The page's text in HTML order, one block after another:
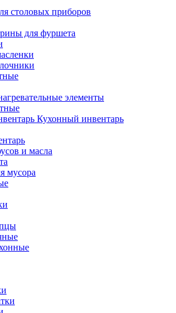
столовых приборов
для фуршета
элементы
Кухонный инвентарь
и масла
мусора